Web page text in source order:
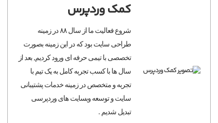
کمک وردپرس
شروع فعالیت ما از سال ۸۸ در زمینه
طراحی سایت بود که در این زمینه بصورت
تخصصی با تیمی حرفه ای ورود کردیم, بعد از
سال ها با کسب تجربه کامل به یک تیم با
تجربه و متخصص در زمینه خدمات پشتیبانی
سایت و توسعه وبسایت های وردپرسی
تبدیل شدیم .